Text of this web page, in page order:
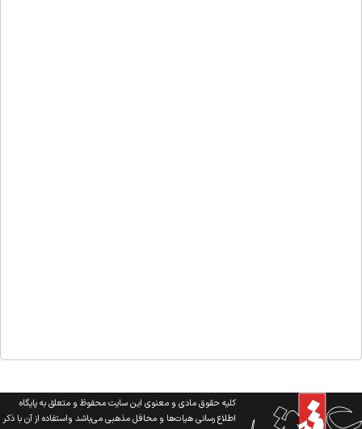
کلیه حقوق مادی و معنوی این سایت محفوظ و متعلق به پایگاه
اطلاع رسانی هیات‌ها و محافل مذهبی می‌باشد واستفاده از آن با ذکر